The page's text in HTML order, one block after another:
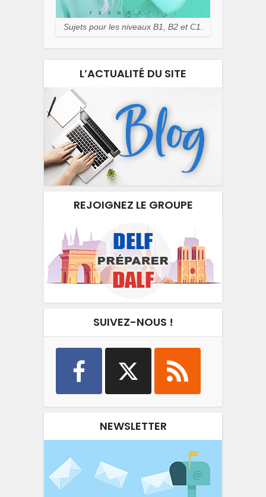
Sujets pour les niveaux B1, B2 et C1.
L’ACTUALITÉ DU SITE
REJOIGNEZ LE GROUPE
SUIVEZ-NOUS !
NEWSLETTER